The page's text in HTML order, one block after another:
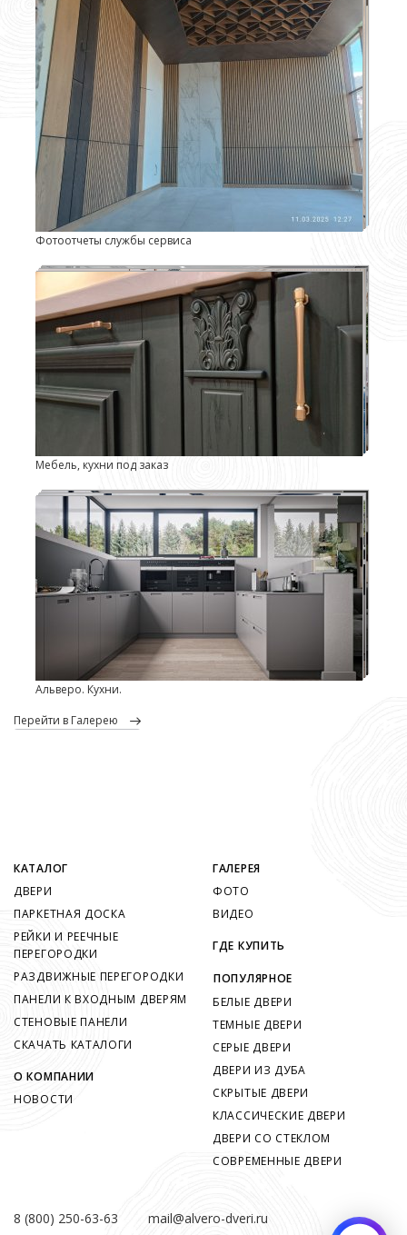
Фотоотчеты службы сервиса
Мебель, кухни под заказ
Альверо. Кухни.
перейти в Галерею
8 (800) 250-63-63 mail@alvero-dveri.ru
КАТАЛОГ
ДВЕРИ
ПАРКЕТНАЯ ДОСКА
РЕЙКИ И РЕЕЧНЫЕ
ПЕРЕГОРОДКИ
РАЗДВИЖНЫЕ ПЕРЕГОРОДКИ
ПАНЕЛИ К ВХОДНЫМ ДВЕРЯМ
СТЕНОВЫЕ ПАНЕЛИ
СКАЧАТЬ КАТАЛОГИ
О КОМПАНИИ
НОВОСТИ
ГАЛЕРЕЯ
ФОТО
ВИДЕО
ГДЕ КУПИТЬ
ПОПУЛЯРНОЕ
БЕЛЫЕ ДВЕРИ
ТЕМНЫЕ ДВЕРИ
СЕРЫЕ ДВЕРИ
ДВЕРИ ИЗ ДУБА
СКРЫТЫЕ ДВЕРИ
КЛАССИЧЕСКИЕ ДВЕРИ
ДВЕРИ СО СТЕКЛОМ
СОВРЕМЕННЫЕ ДВЕРИ